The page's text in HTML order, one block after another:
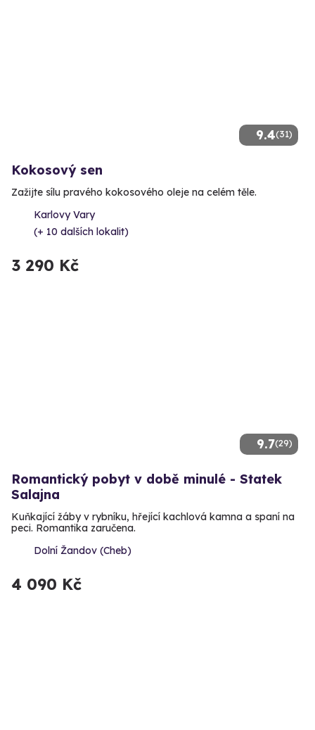
9.4(31)
Kokosový sen
Zažijte sílu pravého kokosového oleje na celém těle.
Karlovy Vary
(+ 10 dalších lokalit)
3 290 Kč
9.7(29)
Romantický pobyt v době minulé - Statek
Salajna
Kuňkající žáby v rybníku, hřející kachlová kamna a spaní na
peci. Romantika zaručena.
Dolní Žandov (Cheb)
4 090 Kč